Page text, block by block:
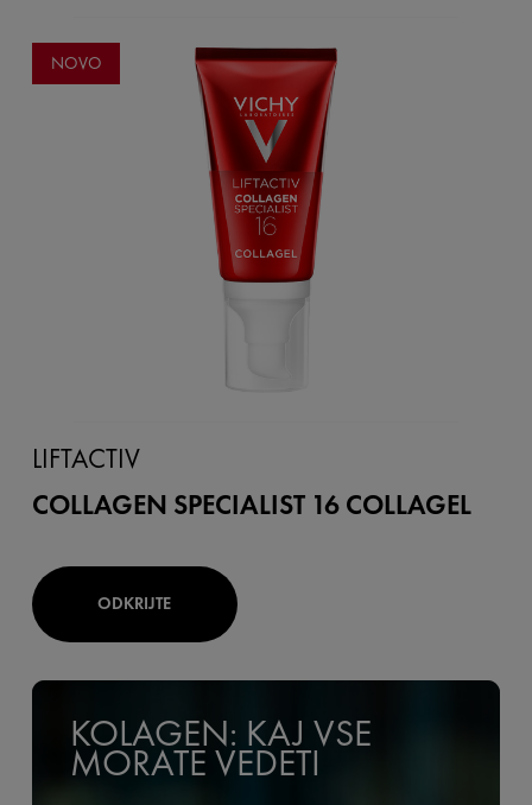
NOVO
LIFTACTIV
COLLAGEN SPECIALIST 16 COLLAGEL
ODKRIJTE
KOLAGEN: KAJ VSE
MORATE VEDETI